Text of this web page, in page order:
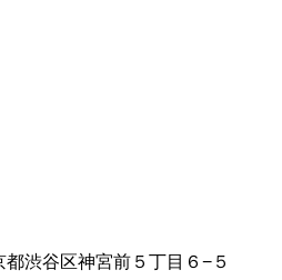
都渋谷区神宮前５丁目６−５